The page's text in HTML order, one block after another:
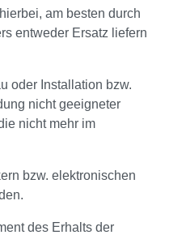
am besten durch
entweder Ersatz liefern
oder Installation bzw.
nicht geeigneter
nicht mehr im
bzw. elektronischen
des Erhalts der